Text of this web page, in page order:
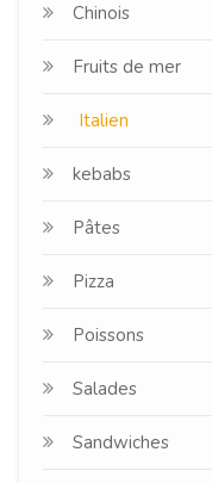
Chinois
Fruits de mer
Italien
kebabs
Pâtes
Pizza
Poissons
Salades
Sandwiches